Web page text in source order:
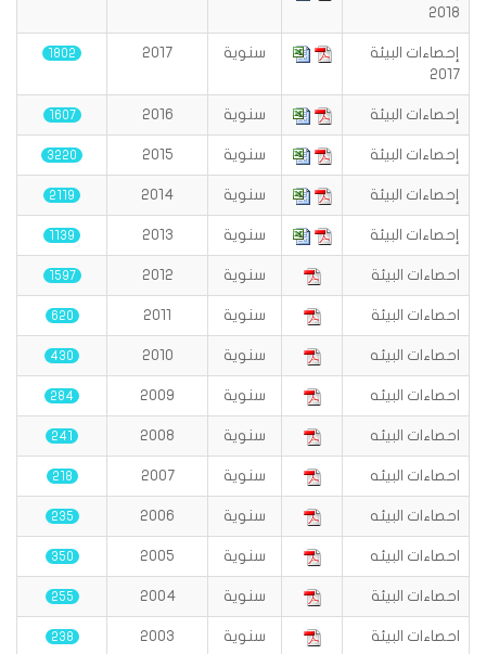
2018
إحصاءات البيئة
2017
سنوية 2017
1802
إحصاءات البيئة سنوية 2016
1607
إحصاءات البيئة سنوية 2015
3220
إحصاءات البيئة سنوية 2014
2119
إحصاءات البيئة سنوية 2013
1139
احصاءات البيئة سنوية 2012
1597
احصاءات البيئة سنوية 2011
620
احصاءات البيئه سنوية 2010
430
احصاءات البيئه سنوية 2009
284
احصاءات البيئه سنوية 2008
241
احصاءات البيئه سنوية 2007
218
احصاءات البيئه سنوية 2006
235
احصاءات البيئه سنوية 2005
350
احصاءات البيئة سنوية 2004
255
احصاءات البيئة سنوية 2003
238